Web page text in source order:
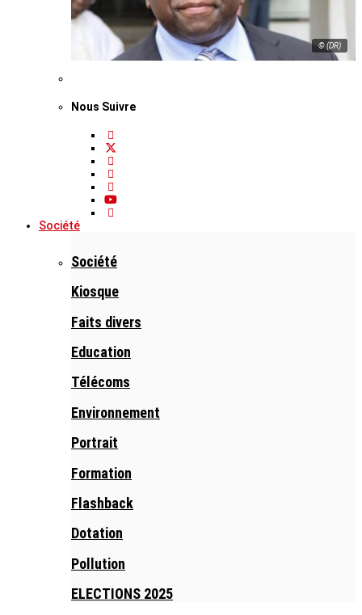
© (DR)
Nous Suivre
Société
Société
Kiosque
Faits divers
Education
Télécoms
Environnement
Portrait
Formation
Flashback
Dotation
Pollution
ELECTIONS 2025